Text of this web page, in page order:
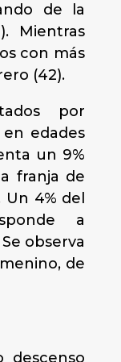
de la
Mientras
con más
(42).
por
edades
un 9%
franja de
4% del
a
observa
de
descenso